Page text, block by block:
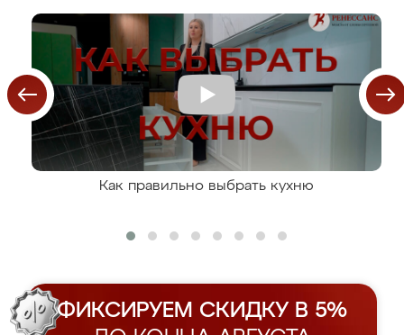
Как правильно выбрать кухню
ФИКСИРУЕМ СКИДКУ В 5%